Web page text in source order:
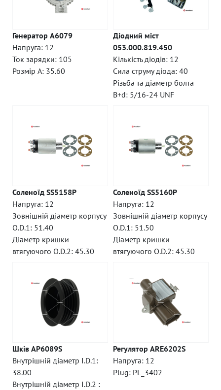
Генератор A6079
Напруга: 12
Ток зарядки: 105
Розмір A: 35.60
Діодний міст
053.000.819.450
Кількість діодів: 12
Сила струму діода: 40
Різьба та діаметр болта
B+d: 5/16-24 UNF
Соленоїд SS5158P
Напруга: 12
Зовнішній діаметр корпусу
O.D.1: 51.40
Діаметр кришки
втягуючого O.D.2: 45.30
Соленоїд SS5160P
Напруга: 12
Зовнішній діаметр корпусу
O.D.1: 51.50
Діаметр кришки
втягуючого O.D.2: 45.30
Шків AP6089S
Внутрішній діаметр I.D.1:
38.00
Внутрішній діаметр I.D.2 :
Регулятор ARE6202S
Напруга: 12
Plug: PL_3402